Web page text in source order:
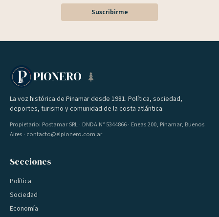
Suscribirme
PIONERO
La voz histórica de Pinamar desde 1981. Política, sociedad,
deportes, turismo y comunidad de la costa atlántica.
Propietario: Postamar SRL · DNDA Nº 5344866 · Eneas 200, Pinamar, Buenos
Aires · contacto@elpionero.com.ar
Secciones
Política
Sociedad
Economía